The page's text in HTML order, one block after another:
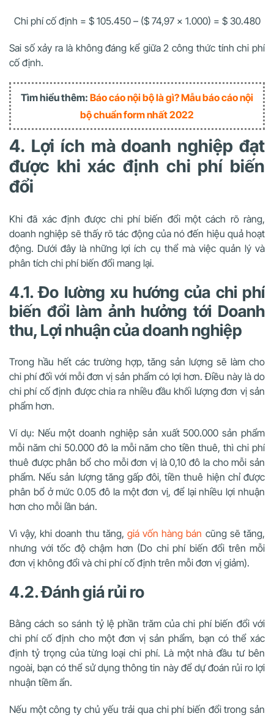
Chi phí cố định = $ 105.450 – ($ 74,97 x 1.000) = $ 30.480
Sai số xảy ra là không đáng kể giữa 2 công thức tính chi phí
cố định.
Tìm hiểu thêm: Báo cáo nội bộ là gì? Mẫu báo cáo nội
bộ chuẩn form nhất 2022
4. Lợi ích mà doanh nghiệp đạt
được khi xác định chi phí biến
đổi
Khi đã xác định được chi phí biến đổi một cách rõ ràng,
doanh nghiệp sẽ thấy rõ tác động của nó đến hiệu quả hoạt
động. Dưới đây là những lợi ích cụ thể mà việc quản lý và
phân tích chi phí biến đổi mang lại.
4.1. Đo lường xu hướng của chi phí
biến đổi làm ảnh hưởng tới Doanh
thu, Lợi nhuận của doanh nghiệp
Trong hầu hết các trường hợp, tăng sản lượng sẽ làm cho
chi phí đối với mỗi đơn vị sản phẩm có lợi hơn. Điều này là do
chi phí cố định được chia ra nhiều đầu khối lượng đơn vị sản
phẩm hơn.
Ví dụ: Nếu một doanh nghiệp sản xuất 500.000 sản phẩm
mỗi năm chi 50.000 đô la mỗi năm cho tiền thuê, thì chi phí
thuê được phân bổ cho mỗi đơn vị là 0,10 đô la cho mỗi sản
phẩm. Nếu sản lượng tăng gấp đôi, tiền thuê hiện chỉ được
phân bổ ở mức 0.05 đô la một đơn vị, để lại nhiều lợi nhuận
hơn cho mỗi lần bán.
Vì vậy, khi doanh thu tăng, giá vốn hàng bán cũng sẽ tăng,
nhưng với tốc độ chậm hơn (Do chi phí biến đổi trên mỗi
đơn vị không đổi và chi phí cố định trên mỗi đơn vị giảm).
4.2. Đánh giá rủi ro
Bằng cách so sánh tỷ lệ phần trăm của chi phí biến đổi với
chi phí cố định cho một đơn vị sản phẩm, bạn có thể xác
định tỷ trọng của từng loại chi phí. Là một nhà đầu tư bên
ngoài, bạn có thể sử dụng thông tin này để dự đoán rủi ro lợi
nhuận tiềm ẩn.
Nếu một công ty chủ yếu trải qua chi phí biến đổi trong sản